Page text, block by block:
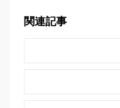
関連記事